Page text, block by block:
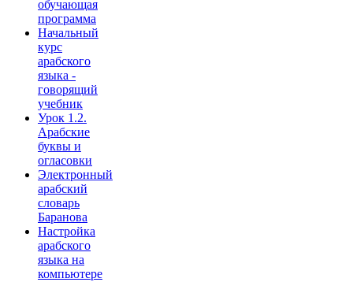
обучающая
программа
Начальный
курс
арабского
языка -
говорящий
учебник
Урок 1.2.
Арабские
буквы и
огласовки
Электронный
арабский
словарь
Баранова
Настройка
арабского
языка на
компьютере